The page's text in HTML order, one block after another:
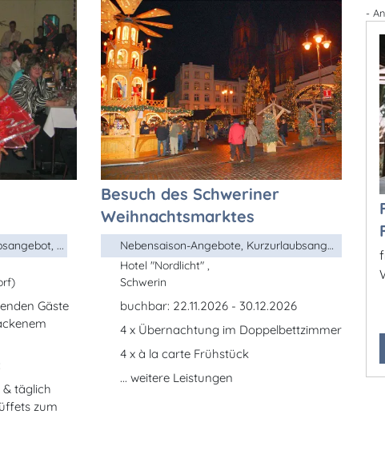
...
Gäste
täglich
zum
Besuch des Schweriner
Weihnachtsmarktes
Nebensaison-Angebote, Kurzurlaubsangebot, ...
Hotel "Nordlicht" ,
Schwerin
buchbar: 22.11.2026 - 30.12.2026
4 x Übernachtung im Doppelbettzimmer
4 x à la carte Frühstück
... weitere Leistungen
-